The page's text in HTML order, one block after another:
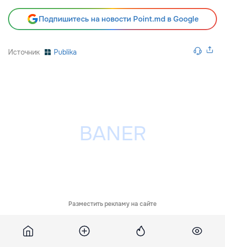
Подпишитесь на новости Point.md в Google
Источник Publika
Разместить рекламу на сайте
Похожие новости